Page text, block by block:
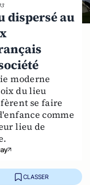
dispersé au
moderne
du lieu
se faire
comme
lieu de
CLASSER